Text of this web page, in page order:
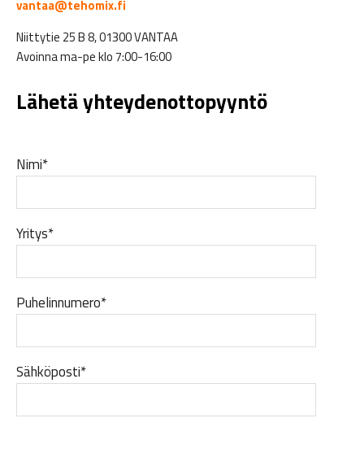
vantaa@tehomix.fi
Niittytie 25 B 8, 01300 VANTAA
Avoinna ma-pe klo 7:00-16:00
Lähetä yhteydenottopyyntö
Nimi*
Yritys*
Puhelinnumero*
Sähköposti*